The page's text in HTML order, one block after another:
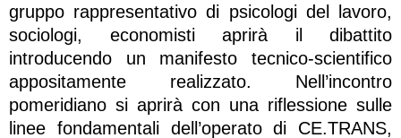
gruppo rappresentativo di psicologi del lavoro,
sociologi, economisti aprirà il dibattito
introducendo un manifesto tecnico-scientifico
appositamente realizzato. Nell’incontro
pomeridiano si aprirà con una riflessione sulle
linee fondamentali dell’operato di CE.TRANS,